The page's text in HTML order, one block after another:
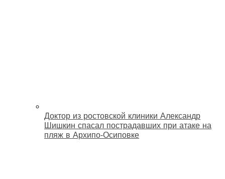
Доктор из ростовской клиники Александр
Шишкин спасал пострадавших при атаке на
пляж в Архипо‑Осиповке